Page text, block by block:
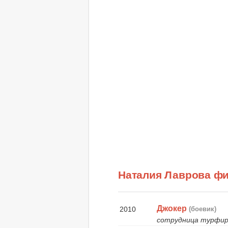
Наталия Лаврова
2010 Джокер (боевик)
сотрудница